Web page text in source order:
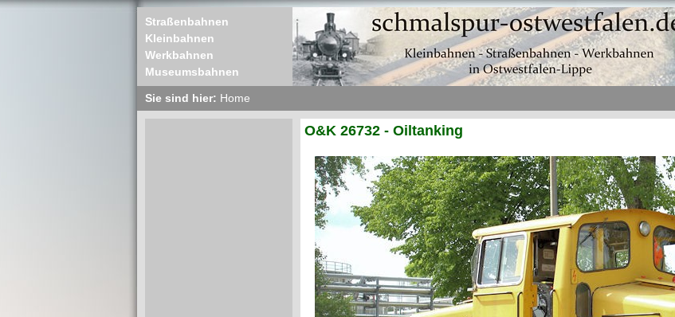
Straßenbahnen
Kleinbahnen
Werkbahnen
Museumsbahnen
Sie sind hier: Home
O&K 26732 - Oiltanking